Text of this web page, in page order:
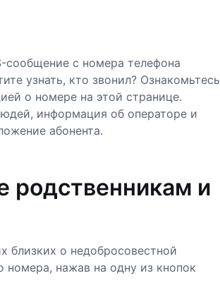
сообщение с номера телефона
узнать, кто звонил? Ознакомьтесь
о номере на этой странице.
информация об операторе и
абонента.
родственникам и
близких о недобросовестной
номера, нажав на одну из кнопок